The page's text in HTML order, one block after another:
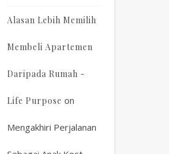
Alasan Lebih Memilih
Membeli Apartemen
Daripada Rumah -
Life Purpose on
Mengakhiri Perjalanan